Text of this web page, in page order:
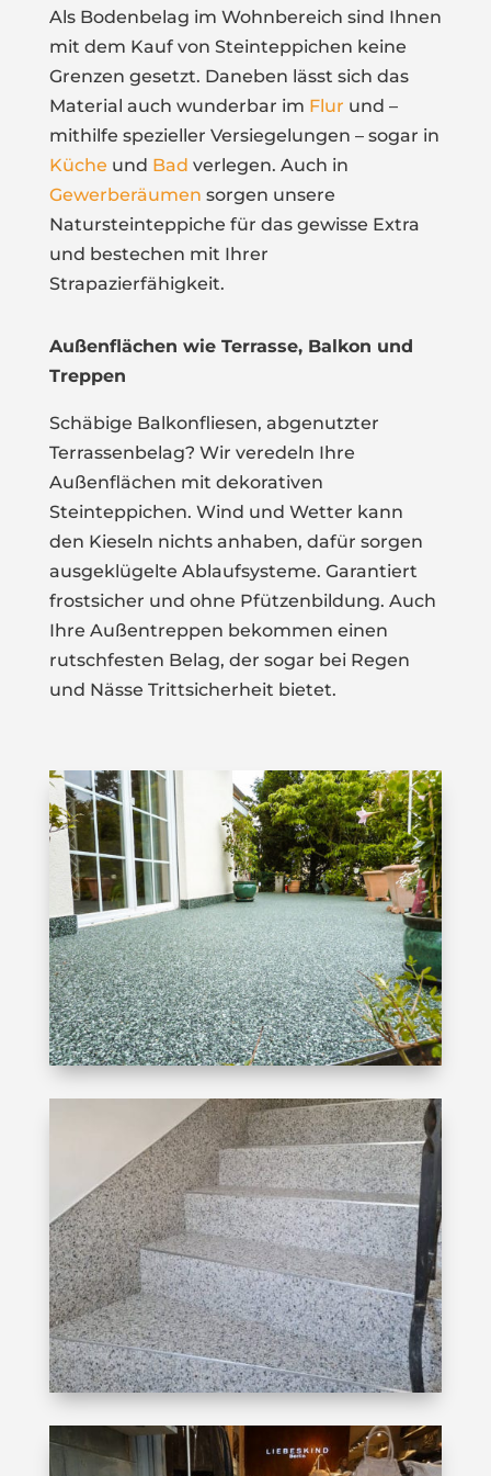
Als Bodenbelag im Wohnbereich sind Ihnen
mit dem Kauf von Steinteppichen keine
Grenzen gesetzt. Daneben lässt sich das
Material auch wunderbar im Flur und –
mithilfe spezieller Versiegelungen – sogar in
Küche und Bad verlegen. Auch in
Gewerberäumen sorgen unsere
Natursteinteppiche für das gewisse Extra
und bestechen mit Ihrer
Strapazierfähigkeit.
Außenflächen wie Terrasse, Balkon und
Treppen
Schäbige Balkonfliesen, abgenutzter
Terrassenbelag? Wir veredeln Ihre
Außenflächen mit dekorativen
Steinteppichen. Wind und Wetter kann
den Kieseln nichts anhaben, dafür sorgen
ausgeklügelte Ablaufsysteme. Garantiert
frostsicher und ohne Pfützenbildung. Auch
Ihre Außentreppen bekommen einen
rutschfesten Belag, der sogar bei Regen
und Nässe Trittsicherheit bietet.